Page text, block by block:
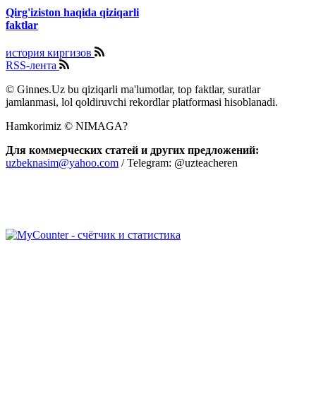
Qirg'iziston haqida qiziqarli
faktlar
история киргизов
RSS-лента
© Ginnes.Uz bu qiziqarli ma'lumotlar, top faktlar, suratlar
jamlanmasi, lol qoldiruvchi rekordlar platformasi hisoblanadi.
Hamkorimiz © NIMAGA?
Для коммерческих статей и других предложений:
uzbeknasim@yahoo.com / Telegram: @uzteacheren